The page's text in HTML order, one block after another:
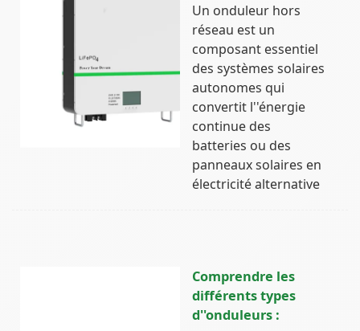
Un onduleur hors
réseau est un
composant essentiel
des systèmes solaires
autonomes qui
convertit l''énergie
continue des
batteries ou des
panneaux solaires en
électricité alternative
Comprendre les
différents types
d''onduleurs :